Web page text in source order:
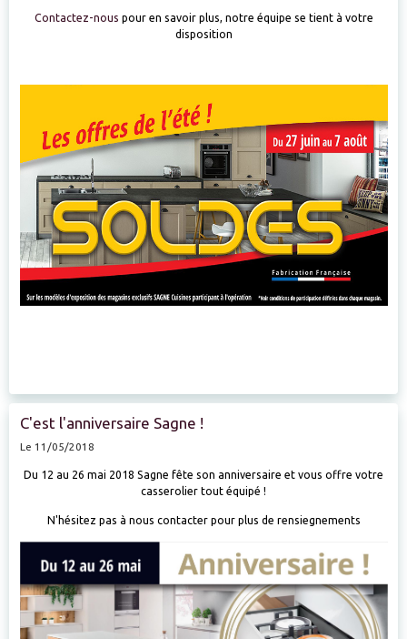
Contactez-nous pour en savoir plus, notre équipe se tient à votre
disposition
C'est l'anniversaire Sagne !
Le 11/05/2018
Du 12 au 26 mai 2018 Sagne fête son anniversaire et vous offre votre
casserolier tout équipé !
N'hésitez pas à nous contacter pour plus de rensiegnements